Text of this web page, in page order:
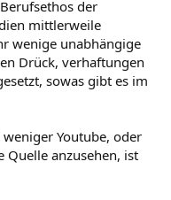
der
mittlerweile
wenige unabhängige
Drück, verhaftungen
sowas gibt es im
Youtube, oder
Quelle anzusehen, ist